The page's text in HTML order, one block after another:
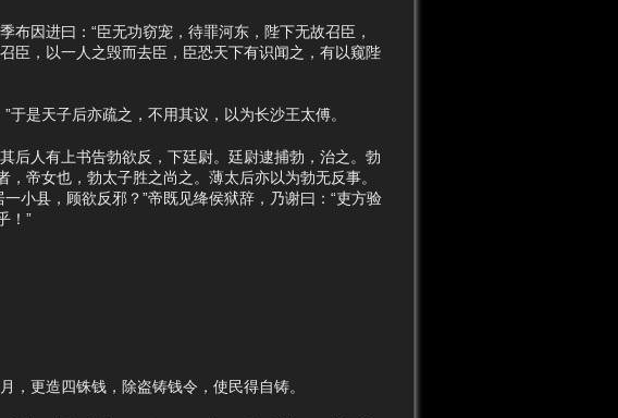
因进曰：“臣无功窃宠，待罪河东，陛下无故召臣，
臣，以一人之毁而去臣，臣恐天下有识闻之，有以窥陛
是天子后亦疏之，不用其议，以为长沙王太傅。
人有上书告勃欲反，下廷尉。廷尉逮捕勃，治之。勃
帝女也，勃太子胜之尚之。薄太后亦以为勃无反事。
小县，顾欲反邪？”帝既见绛侯狱辞，乃谢曰：“吏方验
！”
更造四铢钱，除盗铸钱令，使民得自铸。